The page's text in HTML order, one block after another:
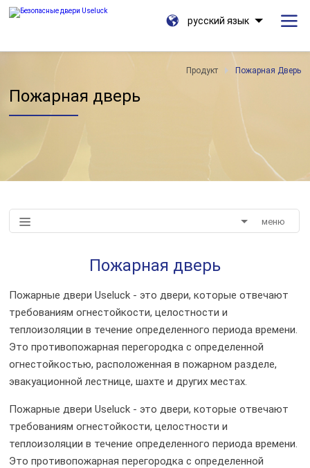
русский язык
Продукт Пожарная Дверь
Пожарная дверь
меню
Пожарная дверь
Пожарные двери Useluck - это двери, которые отвечают
требованиям огнестойкости, целостности и
теплоизоляции в течение определенного периода времени.
Это противопожарная перегородка с определенной
огнестойкостью, расположенная в пожарном разделе,
эвакуационной лестнице, шахте и других местах.
Пожарные двери Useluck - это двери, которые отвечают
требованиям огнестойкости, целостности и
теплоизоляции в течение определенного периода времени.
Это противопожарная перегородка с определенной